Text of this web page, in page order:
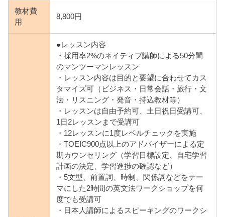
教材費
用
8,800円
●レッスン内容
・採用率2%のネイティブ講師による50分間
のマンツーマンレッスン
・レッスン内容は目的と要望に合わせてカス
タマイズ可（ビジネス・日常会話・旅行・文
法・リスニング・発音・持込教材等）
・レッスンは自由予約可、土日祝日受講可、
1日2レッスンまで受講可
・12レッスンに1度レベルチェックを実施
・TOEIC900点以上のアドバイザーによる定
期カウンセリング（学習目標設定、自宅学習
計画の決定、学習進捗の確認など）
・5文型、前置詞、時制、関係詞などをテー
マにした2時間の英文法ワークショップを何
度でも受講可
・日本人講師によるスピーキングのワークシ